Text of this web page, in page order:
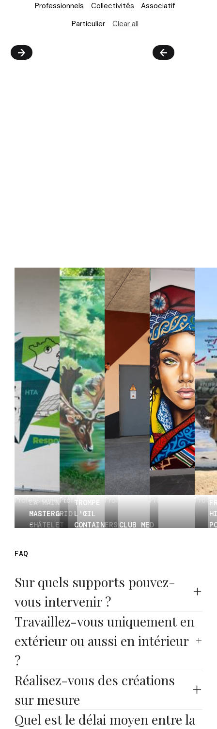
Professionnels Collectivités
Associatif
Particulier
Clear all
PUBLICITÉ
PEINTE À
LA MAIN -
BARILLA
CHÂTELET
MASTERGRID
-
Professionnel
TROMPE
L'ŒIL
CONTAINERS
Professionnel
CLUB MED
Professionnel Professionnel
FAQ
Sur quels supports pouvez-
vous intervenir ?
Travaillez-vous uniquement en
extérieur ou aussi en intérieur
?
Réalisez-vous des créations
sur mesure
Quel est le délai moyen entre la